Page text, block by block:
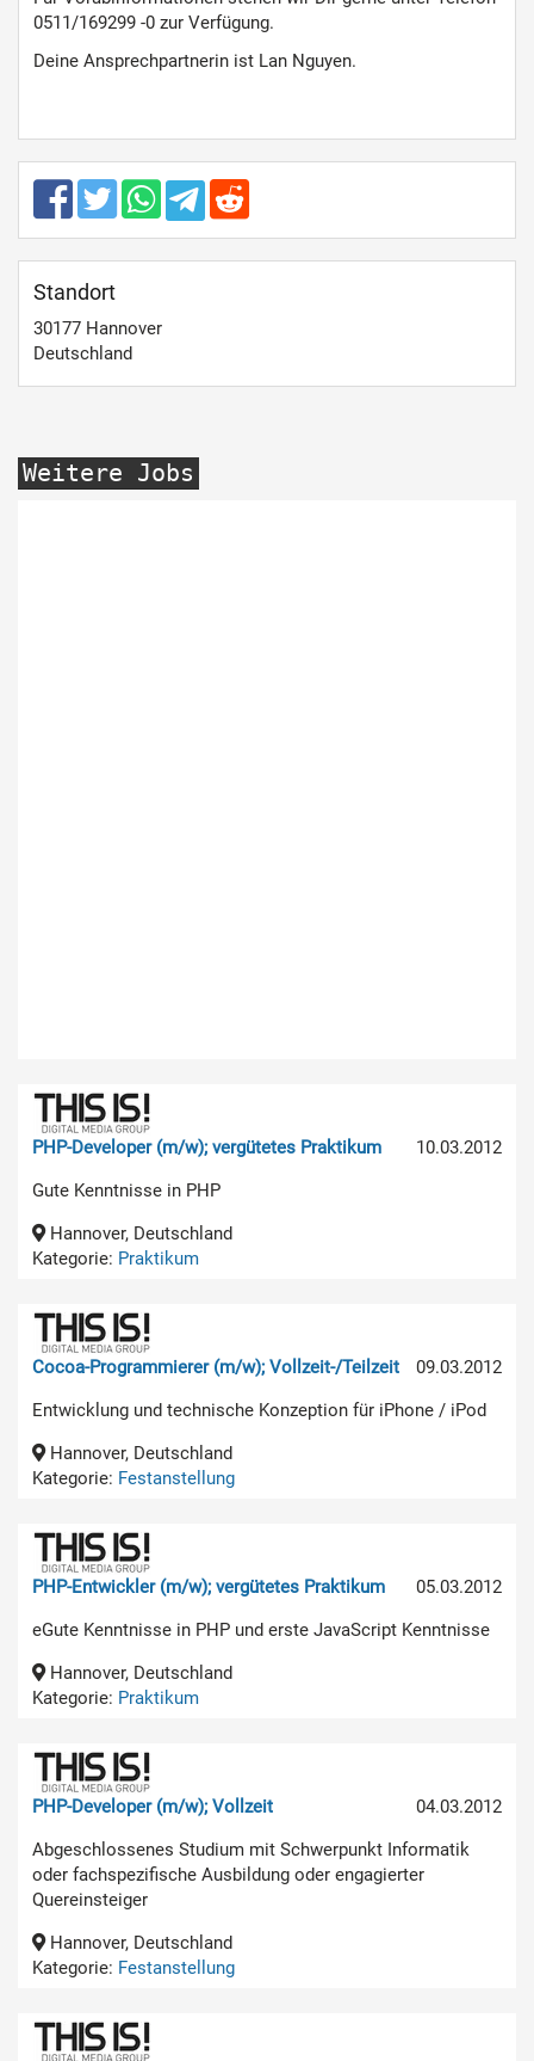
0511/169299 -0 zur Verfügung.
Deine Ansprechpartnerin ist Lan Nguyen.
Standort
30177 Hannover
Deutschland
Weitere Jobs
10.03.2012
PHP-Developer (m/w); vergütetes Praktikum
Gute Kenntnisse in PHP
Hannover, Deutschland
Kategorie: Praktikum
09.03.2012
Cocoa-Programmierer (m/w); Vollzeit-/Teilzeit
Entwicklung und technische Konzeption für iPhone / iPod
Hannover, Deutschland
Kategorie: Festanstellung
05.03.2012
PHP-Entwickler (m/w); vergütetes Praktikum
eGute Kenntnisse in PHP und erste JavaScript Kenntnisse
Hannover, Deutschland
Kategorie: Praktikum
04.03.2012
PHP-Developer (m/w); Vollzeit
Abgeschlossenes Studium mit Schwerpunkt Informatik
oder fachspezifische Ausbildung oder engagierter
Quereinsteiger
Hannover, Deutschland
Kategorie: Festanstellung